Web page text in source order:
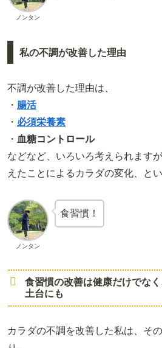
ノンタン
私の不調が改善した理由
不調が改善した理由は、
・ 腸活
・ 必須栄養素
・ 血糖コントロール
などなど、いろいろ考えられます
えたことによるカラダの変化、と
ノンタン
食習慣！
食習慣の改善は健康だけでな
土台にも
カラダの不調を改善した私は、そ